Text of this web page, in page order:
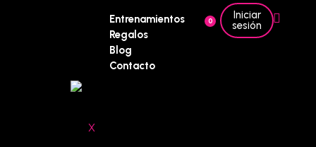
Entrenamientos
Regalos
Blog
Contacto
X
0
Iniciar
sesión